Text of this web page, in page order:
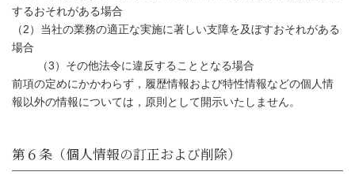
するおそれがある場合
（2）当社の業務の適正な実施に著しい支障を及ぼすおそれがある
場合
（3）その他法令に違反することとなる場合
前項の定めにかかわらず，履歴情報および特性情報などの個人情
報以外の情報については，原則として開示いたしません。